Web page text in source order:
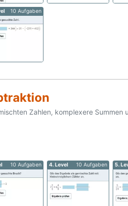
10 Aufgaben
Zahlen, komplexere
10 Aufgaben 4. Level 10 Aufgaben 5.